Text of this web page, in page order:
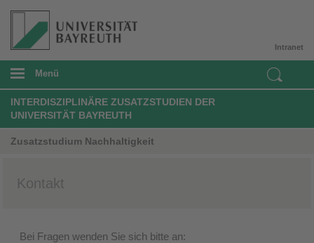
Intranet
Menü
INTERDISZIPLINÄRE ZUSATZSTUDIEN DER
UNIVERSITÄT BAYREUTH
Zusatzstudium Nachhaltigkeit
Kontakt
Bei Fragen wenden Sie sich bitte an: